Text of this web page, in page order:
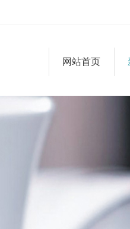
网站首页